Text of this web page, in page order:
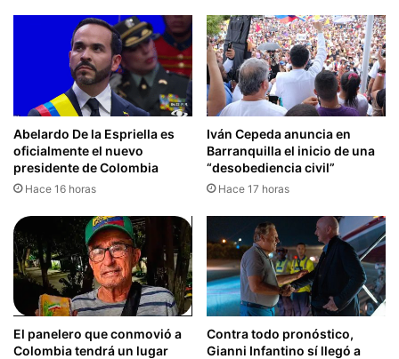
Abelardo De la Espriella es
oficialmente el nuevo
presidente de Colombia
Hace 16 horas
Iván Cepeda anuncia en
Barranquilla el inicio de una
“desobediencia civil”
Hace 17 horas
El panelero que conmovió a
Colombia tendrá un lugar
Contra todo pronóstico,
Gianni Infantino sí llegó a